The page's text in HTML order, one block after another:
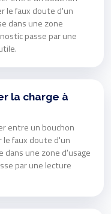
le faux doute d'un
dans une zone
passe par une
la charge à
entre un bouchon
le faux doute d'un
une zone d'usage
par une lecture